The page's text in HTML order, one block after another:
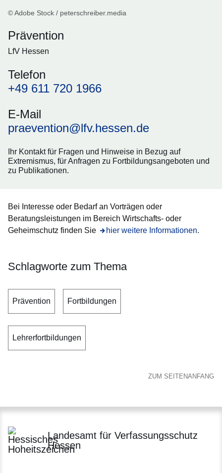
© Adobe Stock / peterschreiber.media
Prävention
LfV Hessen
Telefon
+49 611 720 1966
E-Mail
praevention@lfv.hessen.de
Ihr Kontakt für Fragen und Hinweise in Bezug auf
Extremismus, für Anfragen zu Fortbildungsangeboten und
zu Publikationen.
Bei Interesse oder Bedarf an Vorträgen oder
Beratungsleistungen im Bereich Wirtschafts- oder
Geheimschutz finden Sie
hier weitere Informationen
Öffnet sich in einem neuen Fenster
.
Schlagworte zum Thema
Prävention Fortbildungen
Lehrerfortbildungen
ZUM SEITENANFANG
Landesamt für Verfassungsschutz
Hessen